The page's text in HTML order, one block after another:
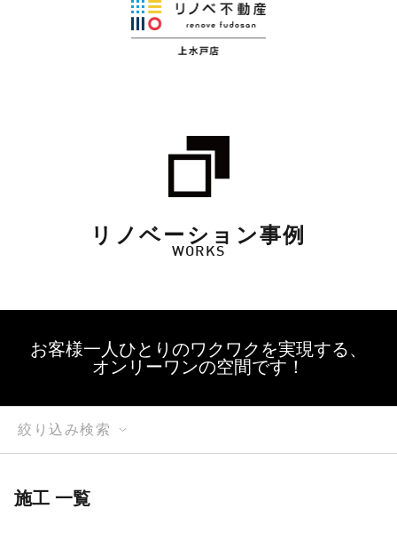
リノベーション事例
WORKS
お客様一人ひとりのワクワクを実現する、
オンリーワンの空間です！
絞り込み検索
施工 一覧